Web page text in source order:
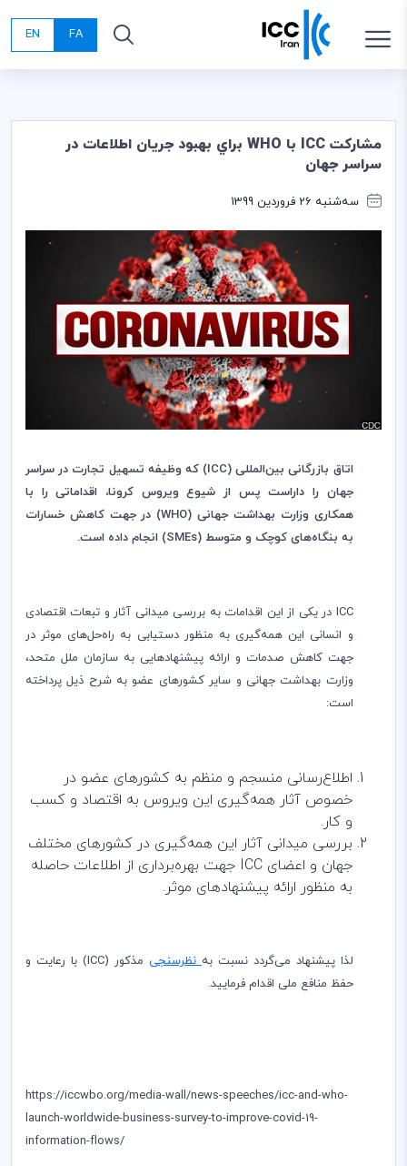
FA
EN
مشاركت ICC با WHO براي بهبود جريان اطلاعات در
سراسر جهان
سه‌شنبه 26 فروردین 1399
اتاق بازرگانی بین‌المللی (ICC) که وظیفه تسهیل تجارت در سراسر
جهان را داراست پس از شیوع ویروس کرونا، اقداماتی را با
همکاری وزارت بهداشت جهانی (WHO) در جهت کاهش خسارات
به بنگاه‌های کوچک و متوسط (SMEs) انجام داده است.
ICC در یکی از این اقدامات به بررسی میدانی آثار و تبعات اقتصادی
و انسانی این همه‌گیری به منظور دستیابی به راه‌حل‌های موثر در
جهت کاهش صدمات و ارائه پیشنهادهایی به سازمان ملل متحد،
وزارت بهداشت جهانی و سایر کشورهای عضو به شرح ذیل پرداخته
است:
اطلاع‌رسانی منسجم و منظم به کشورهای عضو در
خصوص آثار همه‌گیری این ویروس به اقتصاد و کسب
و کار.
بررسی میدانی آثار این همه‌گیری در کشورهای مختلف
جهان و اعضای ICC جهت بهره‌برداری از اطلاعات حاصله
به منظور ارائه پیشنهادهای موثر.
لذا پیشنهاد می‌گردد نسبت بهنظرسنجی مذکور (ICC) با رعایت و
حفظ منافع ملی اقدام فرمایید.
https://iccwbo.org/media-wall/news-speeches/icc-and-who-
launch-worldwide-business-survey-to-improve-covid-19-
information-flows/